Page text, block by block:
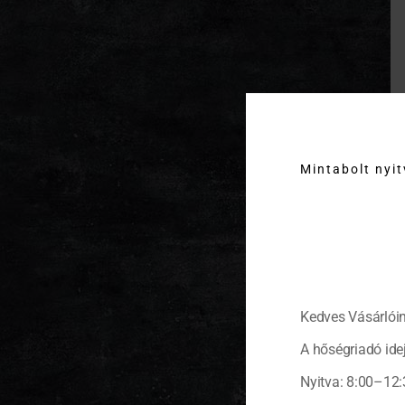
Mintabolt
Kedves
A hőségriadó
Nyitva: